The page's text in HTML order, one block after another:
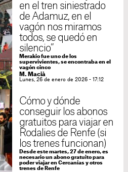
en el tren siniestrado
de Adamuz, en el
vagón nos miramos
todos, se quedó en
silencio”
Merakio fue uno de los
supervivientes, se encontraba en el
vagón cinco
M. Macià
Lunes, 26 de enero de 2026 - 17:12
Cómo y dónde
conseguir los abonos
gratuitos para viajar en
Rodalies de Renfe (si
los trenes funcionan)
Desde este martes, 27 de enero, es
necesario un abono gratuito para
poder viajar en Cercanías y otros
trenes de Renfe